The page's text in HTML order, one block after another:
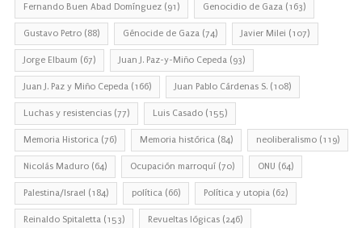
Fernando Buen Abad Domínguez (91) Genocidio de Gaza (163)
Gustavo Petro (88) Génocide de Gaza (74) Javier Milei (107)
Jorge Elbaum (67) Juan J. Paz-y-Miño Cepeda (93)
Juan J. Paz y Miño Cepeda (166) Juan Pablo Cárdenas S. (108)
Luchas y resistencias (77) Luis Casado (155)
Memoria Historica (76) Memoria histórica (84) neoliberalismo (119)
Nicolás Maduro (64) Ocupación marroquí (70) ONU (64)
Palestina/Israel (184) política (66) Política y utopia (62)
Reinaldo Spitaletta (153) Revueltas lógicas (246)